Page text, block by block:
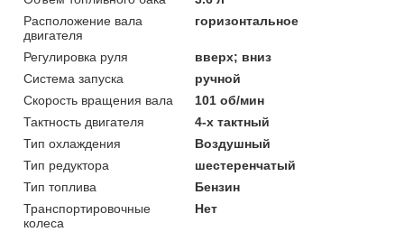
Расположение вала
двигателя
горизонтальное
Регулировка руля
вверх; вниз
Система запуска
ручной
Скорость вращения вала
101 об/мин
Тактность двигателя
4-х тактный
Тип охлаждения
Воздушный
Тип редуктора
шестеренчатый
Тип топлива
Бензин
Транспортировочные
колеса
Нет